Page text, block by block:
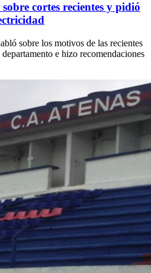
cortes recientes y pidió
sobre los motivos de las recientes
e hizo recomendaciones